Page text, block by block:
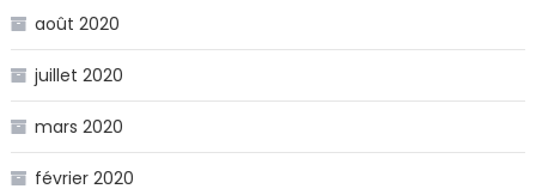
août 2020
juillet 2020
mars 2020
février 2020